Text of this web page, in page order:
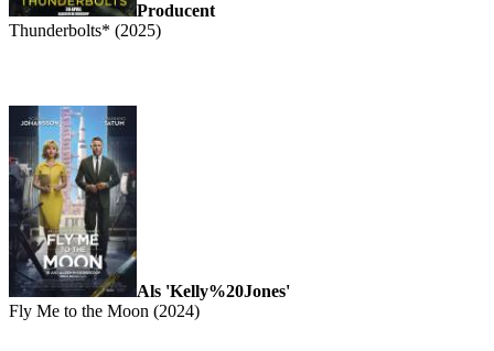
Producent
Thunderbolts* (2025)
Als 'Kelly%20Jones'
Fly Me to the Moon (2024)